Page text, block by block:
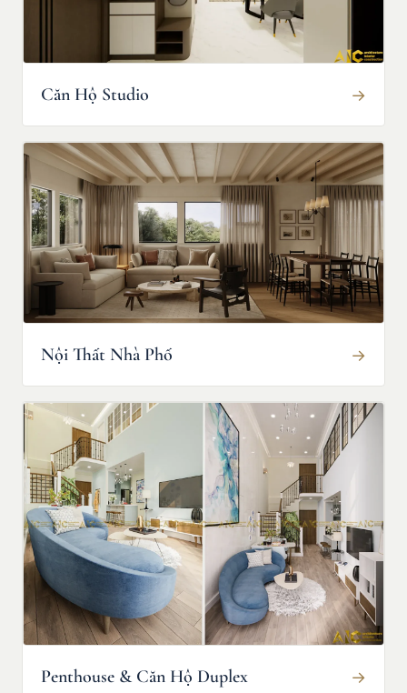
Căn Hộ Studio →
Nội Thất Nhà Phố →
Penthouse & Căn Hộ Duplex →